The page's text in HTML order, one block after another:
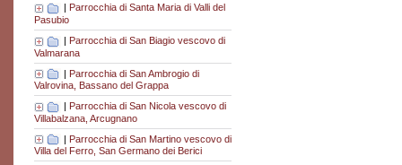
Parrocchia di Santa Maria di Valli del
Pasubio
| Parrocchia di San Biagio vescovo di
Valmarana
| Parrocchia di San Ambrogio di
Valrovina, Bassano del Grappa
| Parrocchia di San Nicola vescovo di
Villabalzana, Arcugnano
| Parrocchia di San Martino vescovo di
Villa del Ferro, San Germano dei Berici